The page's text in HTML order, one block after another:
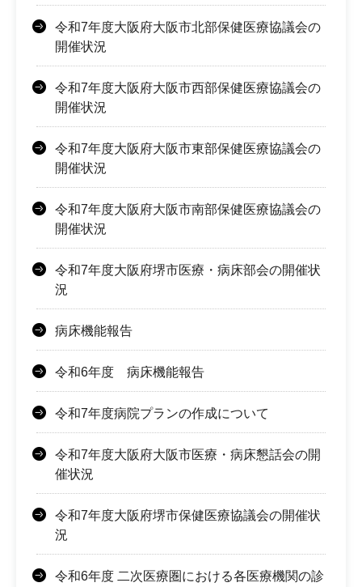
令和7年度大阪府大阪市北部保健医療協議会の
開催状況
令和7年度大阪府大阪市西部保健医療協議会の
開催状況
令和7年度大阪府大阪市東部保健医療協議会の
開催状況
令和7年度大阪府大阪市南部保健医療協議会の
開催状況
令和7年度大阪府堺市医療・病床部会の開催状
況
病床機能報告
令和6年度 病床機能報告
令和7年度病院プランの作成について
令和7年度大阪府大阪市医療・病床懇話会の開
催状況
令和7年度大阪府堺市保健医療協議会の開催状
況
令和6年度 二次医療圏における各医療機関の診